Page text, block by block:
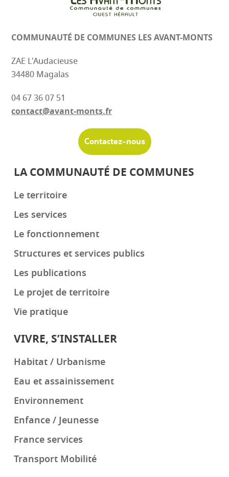
COMMUNAUTÉ DE COMMUNES LES AVANT-MONTS
ZAE L'Audacieuse
34480 Magalas
04 67 36 07 51
contact@avant-monts.fr
Contactez-nous
LA COMMUNAUTÉ DE COMMUNES
Le territoire
Les services
Le fonctionnement
Structures et services publics
Les publications
Le projet de territoire
Vie pratique
VIVRE, S’INSTALLER
Habitat / Urbanisme
Eau et assainissement
Environnement
Enfance / Jeunesse
France services
Transport Mobilité